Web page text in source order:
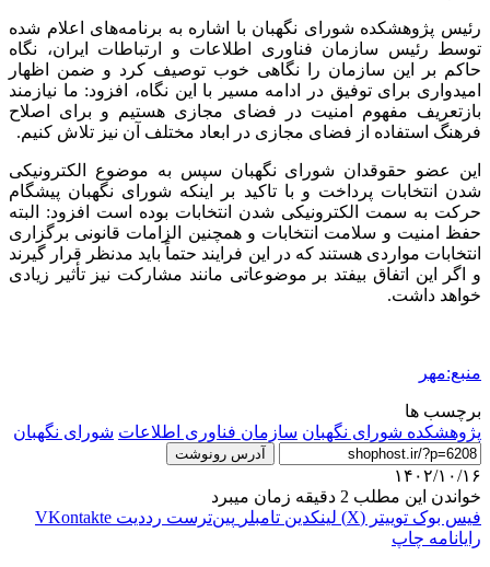
رئیس پژوهشکده شورای نگهبان با اشاره به برنامه‌های اعلام شده
توسط رئیس سازمان فناوری اطلاعات و ارتباطات ایران، نگاه
حاکم بر این سازمان را نگاهی خوب توصیف کرد و ضمن اظهار
امیدواری برای توفیق در ادامه مسیر با این نگاه، افزود: ما نیازمند
بازتعریف مفهوم امنیت در فضای مجازی هستیم و برای اصلاح
فرهنگ استفاده از فضای مجازی در ابعاد مختلف آن نیز تلاش کنیم.
این عضو حقوقدان شورای نگهبان سپس به موضوع الکترونیکی
شدن انتخابات پرداخت و با تاکید بر اینکه شورای نگهبان پیشگام
حرکت به سمت الکترونیکی شدن انتخابات بوده است افزود: البته
حفظ امنیت و سلامت انتخابات و همچنین الزامات قانونی برگزاری
انتخابات مواردی هستند که در این فرایند حتماً باید مدنظر قرار گیرند
و اگر این اتفاق بیفتد بر موضوعاتی مانند مشارکت نیز تأثیر زیادی
خواهد داشت.
منبع:مهر
برچسب ها
پژوهشکده شورای نگهبان سازمان فناوری اطلاعات شورای نگهبان
آدرس رونوشت
۱۴۰۲/۱۰/۱۶
خواندن این مطلب 2 دقیقه زمان میبرد
فیس بوک توییتر (X) لینکدین ‫تامبلر ‫پین‌ترست ‫رددیت ‫VKontakte
رایانامه چاپ